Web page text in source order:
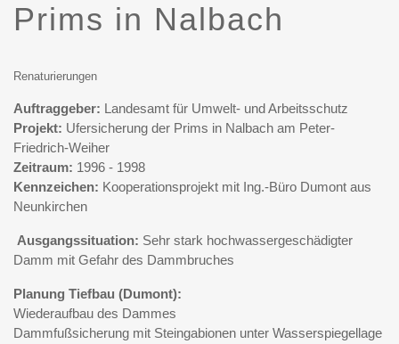
Prims in Nalbach
Renaturierungen
Auftraggeber: Landesamt für Umwelt- und Arbeitsschutz
Projekt: Ufersicherung der Prims in Nalbach am Peter-
Friedrich-Weiher
Zeitraum: 1996 - 1998
Kennzeichen: Kooperationsprojekt mit Ing.-Büro Dumont aus
Neunkirchen
Ausgangssituation: Sehr stark hochwassergeschädigter
Damm mit Gefahr des Dammbruches
Planung Tiefbau (Dumont):
Wiederaufbau des Dammes
Dammfußsicherung mit Steingabionen unter Wasserspiegellage